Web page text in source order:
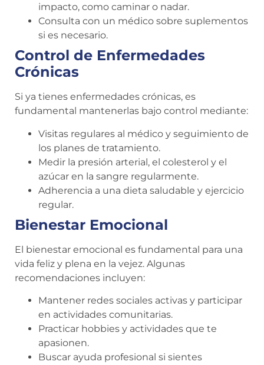
impacto, como caminar o nadar.
Consulta con un médico sobre suplementos
si es necesario.
Control de Enfermedades
Crónicas
Si ya tienes enfermedades crónicas, es
fundamental mantenerlas bajo control mediante:
Visitas regulares al médico y seguimiento de
los planes de tratamiento.
Medir la presión arterial, el colesterol y el
azúcar en la sangre regularmente.
Adherencia a una dieta saludable y ejercicio
regular.
Bienestar Emocional
El bienestar emocional es fundamental para una
vida feliz y plena en la vejez. Algunas
recomendaciones incluyen:
Mantener redes sociales activas y participar
en actividades comunitarias.
Practicar hobbies y actividades que te
apasionen.
Buscar ayuda profesional si sientes